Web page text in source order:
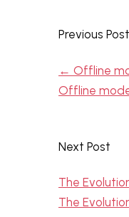
Previous Post
← Offline
Offline
Next Post
The
The